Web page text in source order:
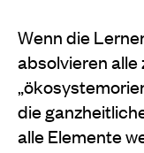
Wenn die
absolvieren
die
alle Elemente